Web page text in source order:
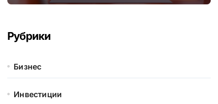
Рубрики
Бизнес
Инвестиции